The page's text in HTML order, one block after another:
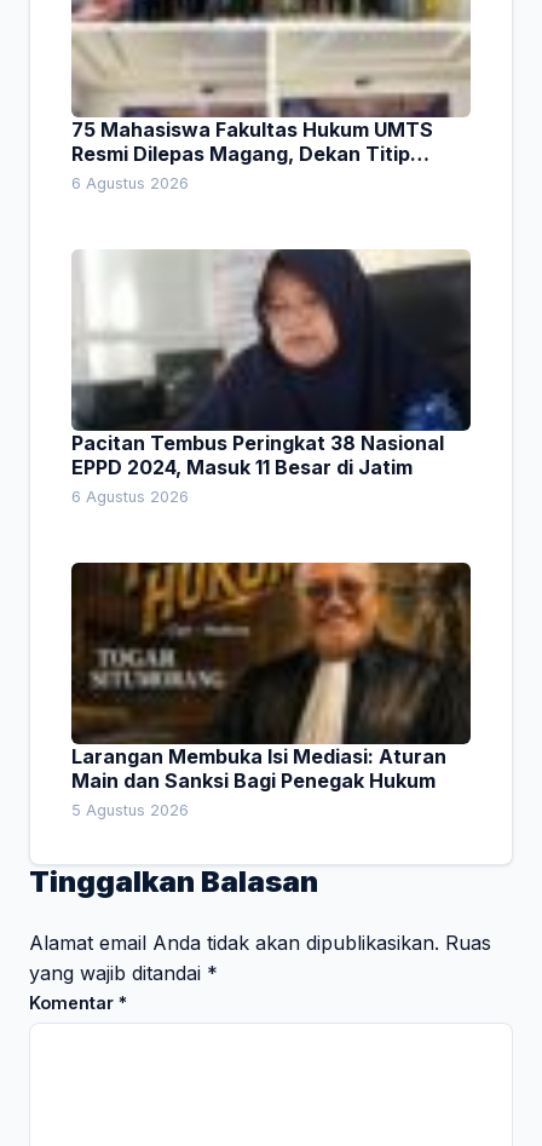
75 Mahasiswa Fakultas Hukum UMTS
Resmi Dilepas Magang, Dekan Titip
Empat Pesan Penting
6 Agustus 2026
Pacitan Tembus Peringkat 38 Nasional
EPPD 2024, Masuk 11 Besar di Jatim
6 Agustus 2026
Larangan Membuka Isi Mediasi: Aturan
Main dan Sanksi Bagi Penegak Hukum
5 Agustus 2026
Tinggalkan Balasan
Alamat email Anda tidak akan dipublikasikan. Ruas
yang wajib ditandai *
Komentar *